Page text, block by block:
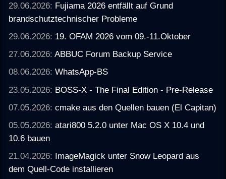
29.06.2026: Fujiama 2026 entfällt auf Grund
brandschutztechnischer Probleme
29.06.2026: 19. OFAM 2026 vom 09.-11.Oktober
27.06.2026:ABBUC Forum Backup Service
08.06.2026:WhatsApp-BS
23.05.2026: BOSS-X - The Final Edition - Pre-Release
07.05.2026:cmake aus den Quellen bauen (El Capitan)
05.05.2026:atari800 5.2.0 unter Mac OS X 10.4 und
10.6 bauen
21.04.2026: ImageMagick unter Snow Leopard aus
dem Quell-Code installieren